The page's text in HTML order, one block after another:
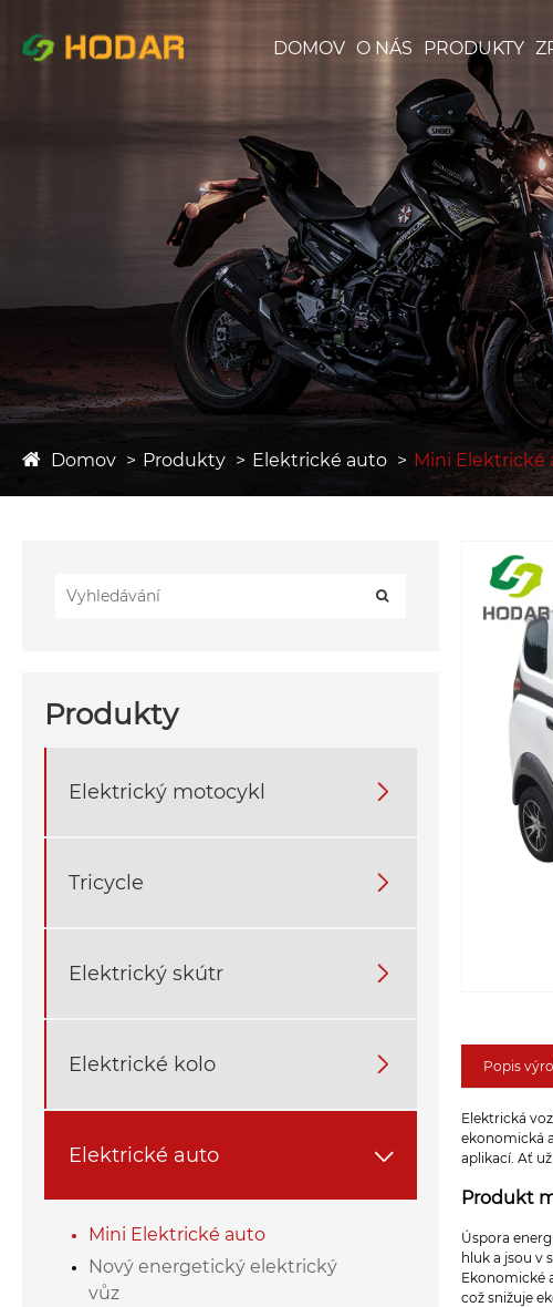
DOMOV O NÁS PRODUKTY
Domov Produkty Elektrické auto Mini Elektrické
Produkty
Elektrický motocykl 
Tricycle 
Elektrický skútr 
Elektrické kolo 
Elektrické auto 
Mini Elektrické auto
Nový energetický elektrický
vůz
Popis
Elektrická
ekonomická
aplikací. Ať
Produkt
Úspora
hluk a jsou v
Ekonomické
což snižuje